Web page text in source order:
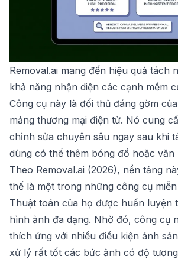
Removal.ai mang đến hiệu quả tách
khả năng nhận diện các cạnh mềm
Công cụ này là đối thủ đáng gờm
mảng thương mại điện tử. Nó cung
chỉnh sửa chuyên sâu ngay sau khi
dùng có thể thêm bóng đổ hoặc văn
Theo Removal.ai (2026), nền tảng
thế là một trong những công cụ
Thuật toán của họ được huấn luyện
hình ảnh đa dạng. Nhờ đó, công cụ
thích ứng với nhiều điều kiện ánh
xử lý rất tốt các bức ảnh có độ